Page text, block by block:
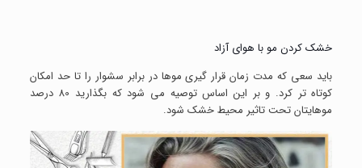
خشک کردن مو با هوای آزاد
باید سعی که مدت زمان قرار گیری موها در برابر سشوار را تا حد امکان
کوتاه تر کرد. و بر این اساس توصیه می شود که بگذارید 80 درصد
موهایتان تحت تاثیر محیط خشک شود.